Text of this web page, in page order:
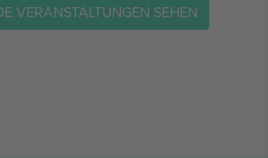
VERANSTALTUNGEN SEHEN